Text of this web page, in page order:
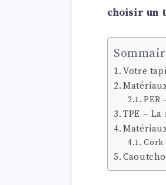
choisir un
Votre
PER
TPE –
Cork